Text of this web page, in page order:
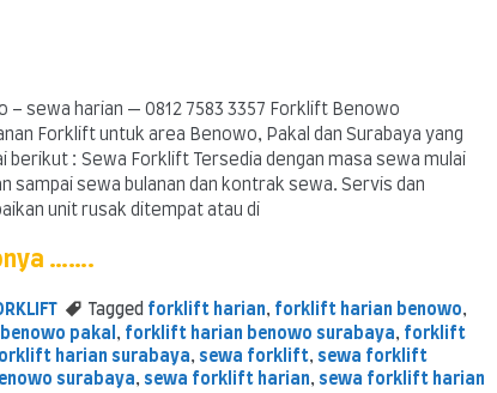
– sewa harian — 0812 7583 3357 Forklift Benowo
Forklift untuk area Benowo, Pakal dan Surabaya yang
berikut : Sewa Forklift Tersedia dengan masa sewa mulai
sampai sewa bulanan dan kontrak sewa. Servis dan
unit rusak ditempat atau di
…….
Tagged forklift harian, forklift harian benowo,
pakal , forklift harian benowo surabaya, forklift
harian surabaya, sewa forklift, sewa forklift
surabaya, sewa forklift harian, sewa forklift harian